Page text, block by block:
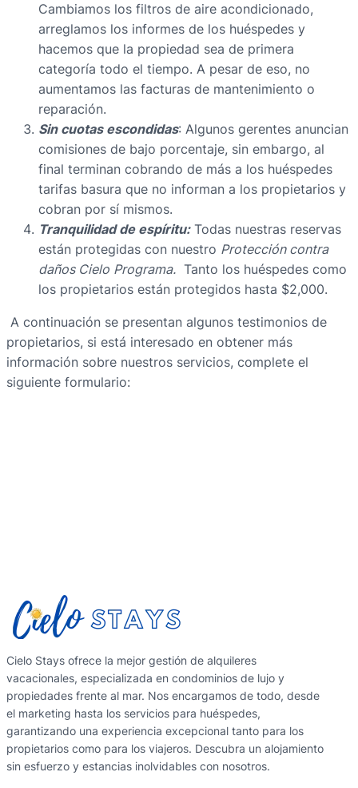
Cambiamos los filtros de aire acondicionado,
arreglamos los informes de los huéspedes y
hacemos que la propiedad sea de primera
categoría todo el tiempo. A pesar de eso, no
aumentamos las facturas de mantenimiento o
reparación.
Sin cuotas escondidas: Algunos gerentes anuncian
comisiones de bajo porcentaje, sin embargo, al
final terminan cobrando de más a los huéspedes
tarifas basura que no informan a los propietarios y
cobran por sí mismos.
Tranquilidad de espíritu:Todas nuestras reservas
están protegidas con nuestro Protección contra
daños Cielo Programa. Tanto los huéspedes como
los propietarios están protegidos hasta $2,000.
A continuación se presentan algunos testimonios de
propietarios, si está interesado en obtener más
información sobre nuestros servicios, complete el
siguiente formulario:
Cielo Stays ofrece la mejor gestión de alquileres
vacacionales, especializada en condominios de lujo y
propiedades frente al mar. Nos encargamos de todo, desde
el marketing hasta los servicios para huéspedes,
garantizando una experiencia excepcional tanto para los
propietarios como para los viajeros. Descubra un alojamiento
sin esfuerzo y estancias inolvidables con nosotros.